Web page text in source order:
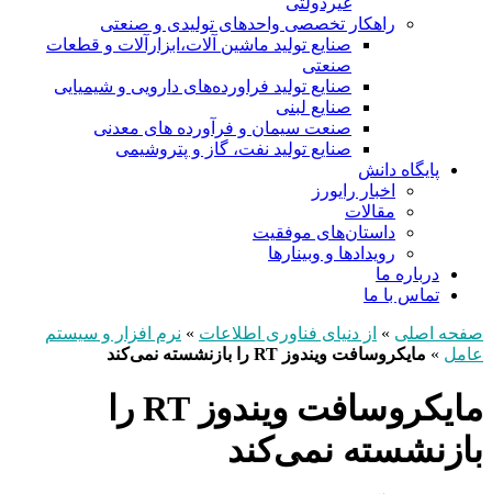
راهکار تخصصی واحدهای تولیدی و صنعتی
صنایع توليد ماشين آلات،ابزارآلات و قطعات
صنعتی
صنایع تولید فراورده‌های دارویی و شیمیایی
صنایع لبنی
صنعت سیمان و فرآورده های معدنی
صنایع تولید نفت، گاز و پتروشيمی
پایگاه دانش
اخبار رایورز
مقالات
داستان‌های موفقیت
رویدادها و وبینارها
درباره ما
تماس با ما
صفحه اصلی » از دنیای فناوری اطلاعات » نرم افزار و سیستم
عامل » مایکروسافت ویندوز RT را بازنشسته نمی‌کند
مایکروسافت ویندوز RT را
بازنشسته نمی‌کند